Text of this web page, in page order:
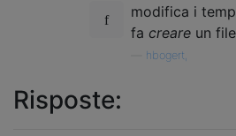
modifica i
fa creare un
hbogert,
Risposte: